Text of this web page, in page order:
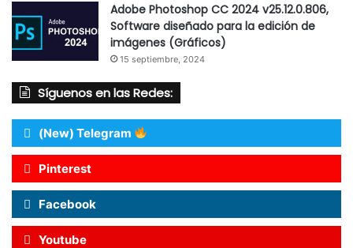
Adobe Photoshop CC 2024 v25.12.0.806,
Software diseñado para la edición de
imágenes (Gráficos)
15 septiembre, 2024
Síguenos en las Redes:
(New) Telegram
Pinterest
Facebook
Youtube